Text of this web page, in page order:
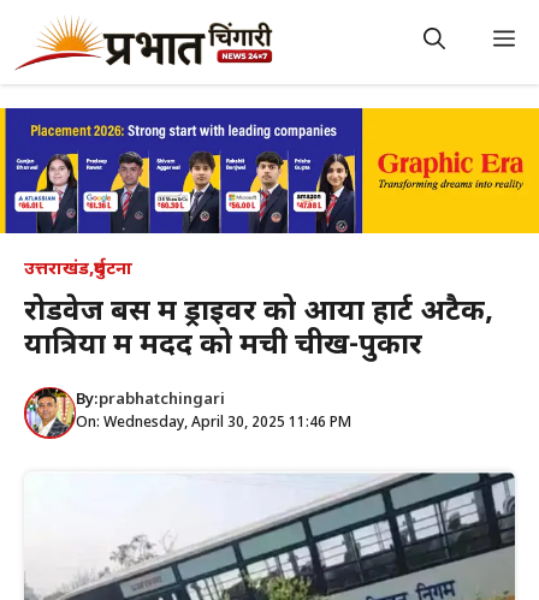
content
उत्तराखंड,दुर्घटना
रोडवेज बस में ड्राइवर को आया हार्ट अटैक,
यात्रियों में मदद को मची चीख-पुकार
By:prabhatchingari
On: Wednesday, April 30, 2025 11:46 PM